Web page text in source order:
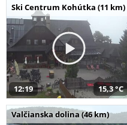
Ski Centrum Kohútka (11 km)
12:19 15,3 °C
Valčianska dolina (46 km)